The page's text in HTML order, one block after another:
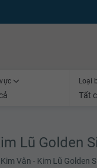
Loại
Tất
Lũ Golden
Văn - Kim Lũ Golden